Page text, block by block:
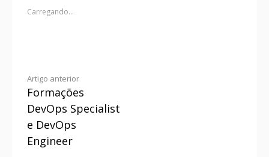
janela)
Carregando...
Continue
lendo
Artigo anterior
Formações
DevOps Specialist
e DevOps
Engineer